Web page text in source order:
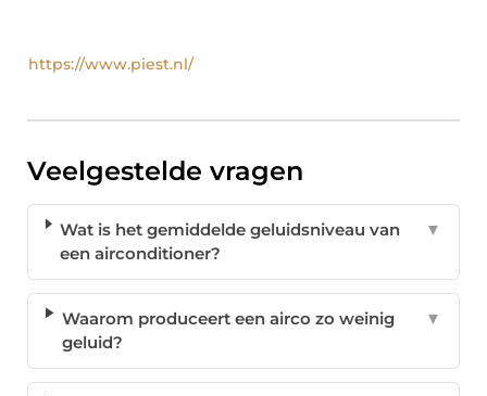
https://www.piest.nl/
Veelgestelde vragen
Wat is het gemiddelde geluidsniveau van
een airconditioner?
▼
Waarom produceert een airco zo weinig
geluid?
▼